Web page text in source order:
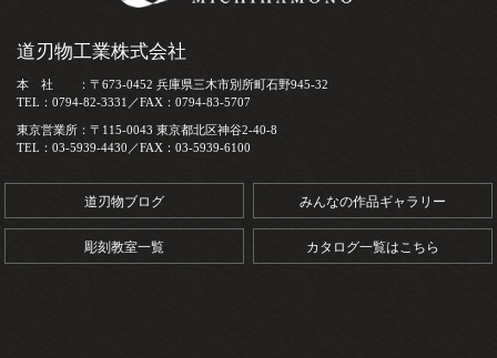
道刃物工業株式会社
本 社 ：〒673-0452 兵庫県三木市別所町石野945-32
TEL：0794-82-3331／FAX：0794-83-5707
東京営業所：〒115-0043 東京都北区神谷2-40-8
TEL：03-5939-4430／FAX：03-5939-6100
道刃物ブログ みんなの作品ギャラリー
彫刻教室一覧 カタログ一覧はこちら